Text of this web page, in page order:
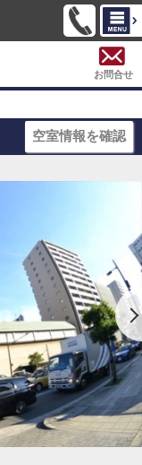
お問合せ
空室情報を確認